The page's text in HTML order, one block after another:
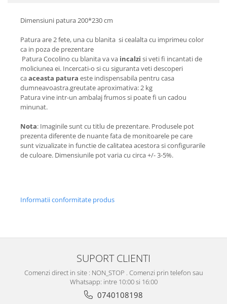
Dimensiuni patura 200*230 cm
Patura are 2 fete, una cu blanita si cealalta cu imprimeu color
ca in poza de prezentare
Patura Cocolino cu blanita va va incalzi si veti fi incantati de
moliciunea ei. Incercati-o si cu siguranta veti descoperi
caaceasta patura este indispensabila pentru casa
dumneavoastra.greutate aproximativa: 2 kg
Patura vine intr-un ambalaj frumos si poate fi un cadou
minunat.
Nota: Imaginile sunt cu titlu de prezentare. Produsele pot
prezenta diferente de nuante fata de monitoarele pe care
sunt vizualizate in functie de calitatea acestora si configurarile
de culoare. Dimensiunile pot varia cu circa +/- 3-5%.
Informatii conformitate produs
SUPORT CLIENTI
Comenzi direct in site : NON_STOP . Comenzi prin telefon sau
Whatsapp: intre 10:00 si 16:00
0740108198